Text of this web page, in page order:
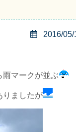
2016/05/
雨マークが並ぶ
りましたが